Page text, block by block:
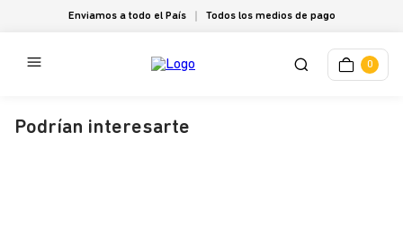
Enviamos a todo el País Todos los medios de pago
0
Podrían interesarte